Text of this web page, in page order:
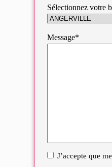
Sélectionnez votre
Message*
RGPDJ’accepte que